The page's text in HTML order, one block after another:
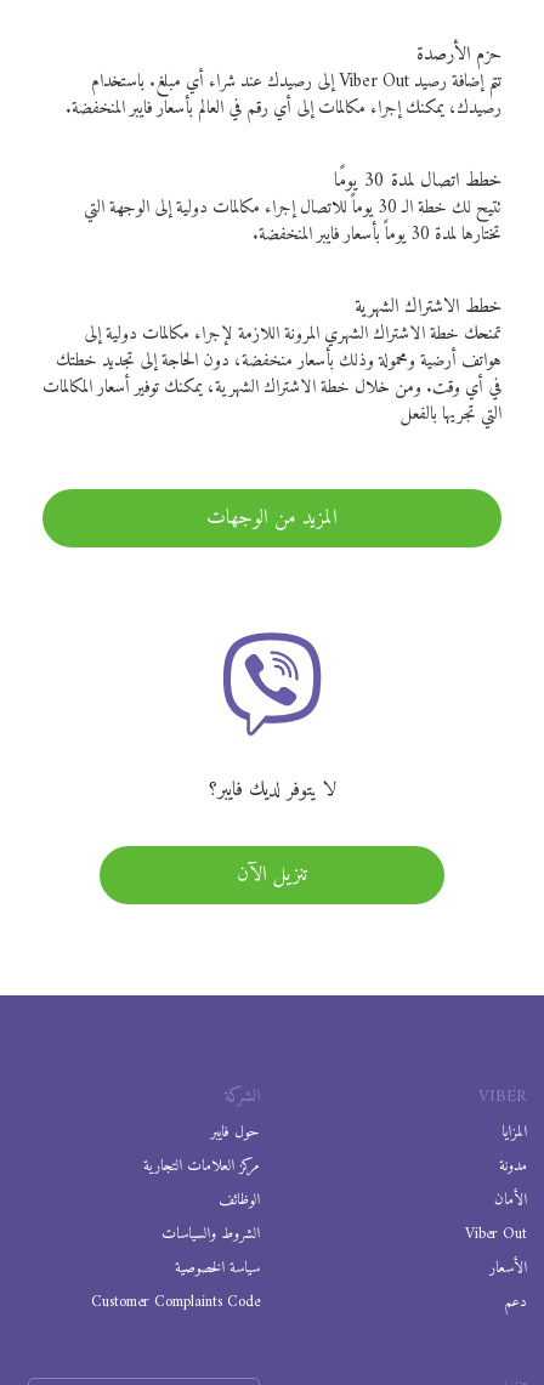
حزم الأرصدة
تتم إضافة رصيد Viber Out إلى رصيدك عند شراء أي مبلغ. باستخدام
رصيدك، يمكنك إجراء مكالمات إلى أي رقم في العالم بأسعار فايبر المنخفضة.
خطط اتصال لمدة 30 يومًا
تتيح لك خطة الـ 30 يوماً للاتصال إجراء مكالمات دولية إلى الوجهة التي
تختارها لمدة 30 يوماً بأسعار فايبر المنخفضة.
خطط الاشتراك الشهرية
تمنحك خطة الاشتراك الشهري المرونة اللازمة لإجراء مكالمات دولية إلى
هواتف أرضية ومحمولة وذلك بأسعار منخفضة، دون الحاجة إلى تجديد خطتك
في أي وقت. ومن خلال خطة الاشتراك الشهرية، يمكنك توفير أسعار المكالمات
التي تجريها بالفعل
المزيد من الوجهات
لا يتوفر لديك فايبر؟
تنزيل الآن
VIBER
المزايا
مدونة
الأمان
Viber Out
الأسعار
دعم
الشركة
حول فايبر
مركز العلامات التجارية
الوظائف
الشروط والسياسات
سياسة الخصوصية
Customer Complaints Code